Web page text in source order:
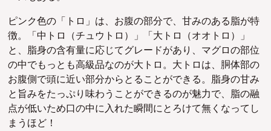
ピンク色の「トロ」は、お腹の部分で、甘みのある脂が特
徴。「中トロ（チュウトロ）」「大トロ（オオトロ）」
と、脂身の含有量に応じてグレードがあり、 マグロの部位
の中でもっとも高級品なのが大トロ。大トロは、胴体部の
お腹側で頭に近い部分からとることができる。脂身の甘み
と旨みをたっぷり味わうことができるのが魅力で、脂の融
点が低いため口の中に入れた瞬間にとろけて無くなってし
まうほど！